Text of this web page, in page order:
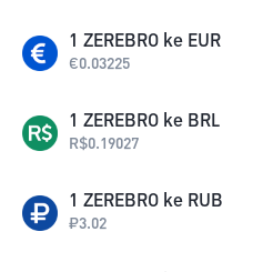
1 ZEREBRO ke EUR
€0.03225
1 ZEREBRO ke BRL
R$0.19027
1 ZEREBRO ke RUB
₽3.02